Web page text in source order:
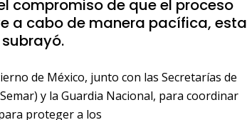
compromiso de que el proceso
a cabo de manera pacífica, esta
de México, junto con las Secretarías de
y la Guardia Nacional, para coordinar
proteger a los